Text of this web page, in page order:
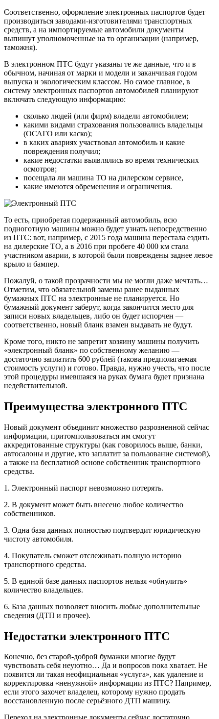
Соответственно, оформление электронных паспортов будет
производиться заводами-изготовителями транспортных
средств, а на импортируемые автомобили документы
выпишут уполномоченные на то организации (например,
таможня).
В электронном ПТС будут указаны те же данные, что и в
обычном, начиная от марки и модели и заканчивая годом
выпуска и экологическим классом. Но самое главное, в
систему электронных паспортов автомобилей планируют
включать следующую информацию:
сколько людей (или фирм) владели автомобилем;
какими видами страхования пользовались владельцы
(ОСАГО или каско);
в каких авариях участвовал автомобиль и какие
повреждения получил;
какие недостатки выявлялись во время технических
осмотров;
посещала ли машина ТО на дилерском сервисе,
какие имеются обременения и ограничения.
То есть, приобретая подержанный автомобиль, всю
подноготную машины можно будет узнать непосредственно
из ПТС: вот, например, с 2015 года машина перестала ездить
на дилерские ТО, а в 2016 при пробеге 40 000 км стала
участником аварии, в которой были повреждены заднее левое
крыло и бампер.
Пожалуй, о такой прозрачности мы не могли даже мечтать…
Отметим, что обязательной замены ранее выданных
бумажных ПТС на электронные не планируется. Но
бумажный документ заберут, когда закончится место для
записи новых владельцев, либо он будет испорчен —
соответственно, новый бланк взамен выдавать не будут.
Кроме того, никто не запретит хозяину машины получить
«электронный бланк» по собственному желанию —
достаточно заплатить 600 рублей (такова предполагаемая
стоимость услуги) и готово. Правда, нужно учесть, что после
этой процедуры имевшаяся на руках бумага будет признана
недействительной.
Преимущества электронного ПТС
Новый документ объединит множество разрозненной сейчас
информации, притомпользоваться им смогут
аккредитованные структуры (как говорилось выше, банки,
автосалоны и другие, кто заплатит за пользование системой),
а также на бесплатной основе собственник транспортного
средства.
1. Электронный паспорт невозможно потерять.
2. В документ может быть внесено любое количество
собственников.
3. Одна база данных полностью подтвердит юридическую
чистоту автомобиля.
4. Покупатель сможет отслеживать полную историю
транспортного средства.
5. В единой базе данных паспортов нельзя «обнулить»
количество владельцев.
6. База данных позволяет вносить любые дополнительные
сведения (ДТП и прочее).
Недостатки электронного ПТС
Конечно, без старой-доброй бумажки многие будут
чувствовать себя неуютно… Да и вопросов пока хватает. Не
появится ли такая неофициальная «услуга», как удаление и
корректировка «ненужной» информации из ПТС? Например,
если этого захочет владелец, которому нужно продать
восстановленную после серьёзного ДТП машину.